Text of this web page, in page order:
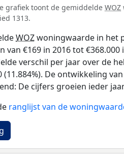
grafiek toont de gemiddelde WOZ
1313.
WOZwoningwaarde in het
van €169 in 2016 tot €368.000
verschil per jaar over de
(11.884%). De ontwikkeling
De cijfers groeien ieder
ranglijst van de